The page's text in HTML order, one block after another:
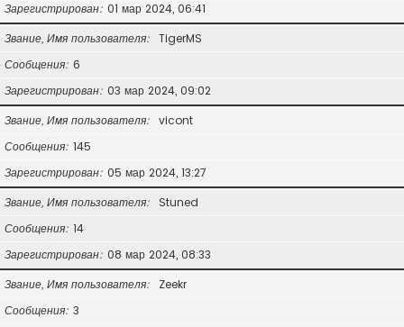
Зарегистрирован 01 мар 2024, 06:41
Звание, Имя пользователя
TigerMS
Сообщения 6
Зарегистрирован 03 мар 2024, 09:02
Звание, Имя пользователя
vicont
Сообщения 145
Зарегистрирован 05 мар 2024, 13:27
Звание, Имя пользователя
Stuned
Сообщения 14
Зарегистрирован 08 мар 2024, 08:33
Звание, Имя пользователя
Zeekr
Сообщения 3